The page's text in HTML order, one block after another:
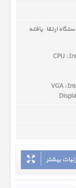
ارتقاء یافته
CPU :
VGA :
بیشتر